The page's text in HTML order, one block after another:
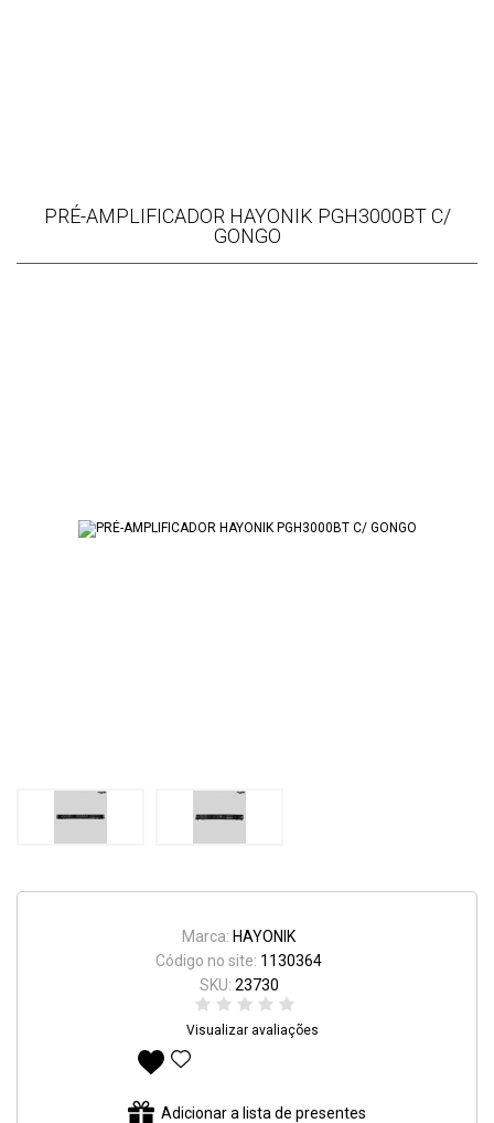
PRÉ-AMPLIFICADOR HAYONIK PGH3000BT C/
GONGO
Marca: HAYONIK
Código no site: 1130364
SKU: 23730
Visualizar avaliações
Adicionar a lista de presentes